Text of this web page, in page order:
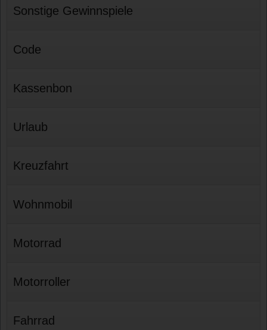
Sonstige Gewinnspiele
Code
Kassenbon
Urlaub
Kreuzfahrt
Wohnmobil
Motorrad
Motorroller
Fahrrad